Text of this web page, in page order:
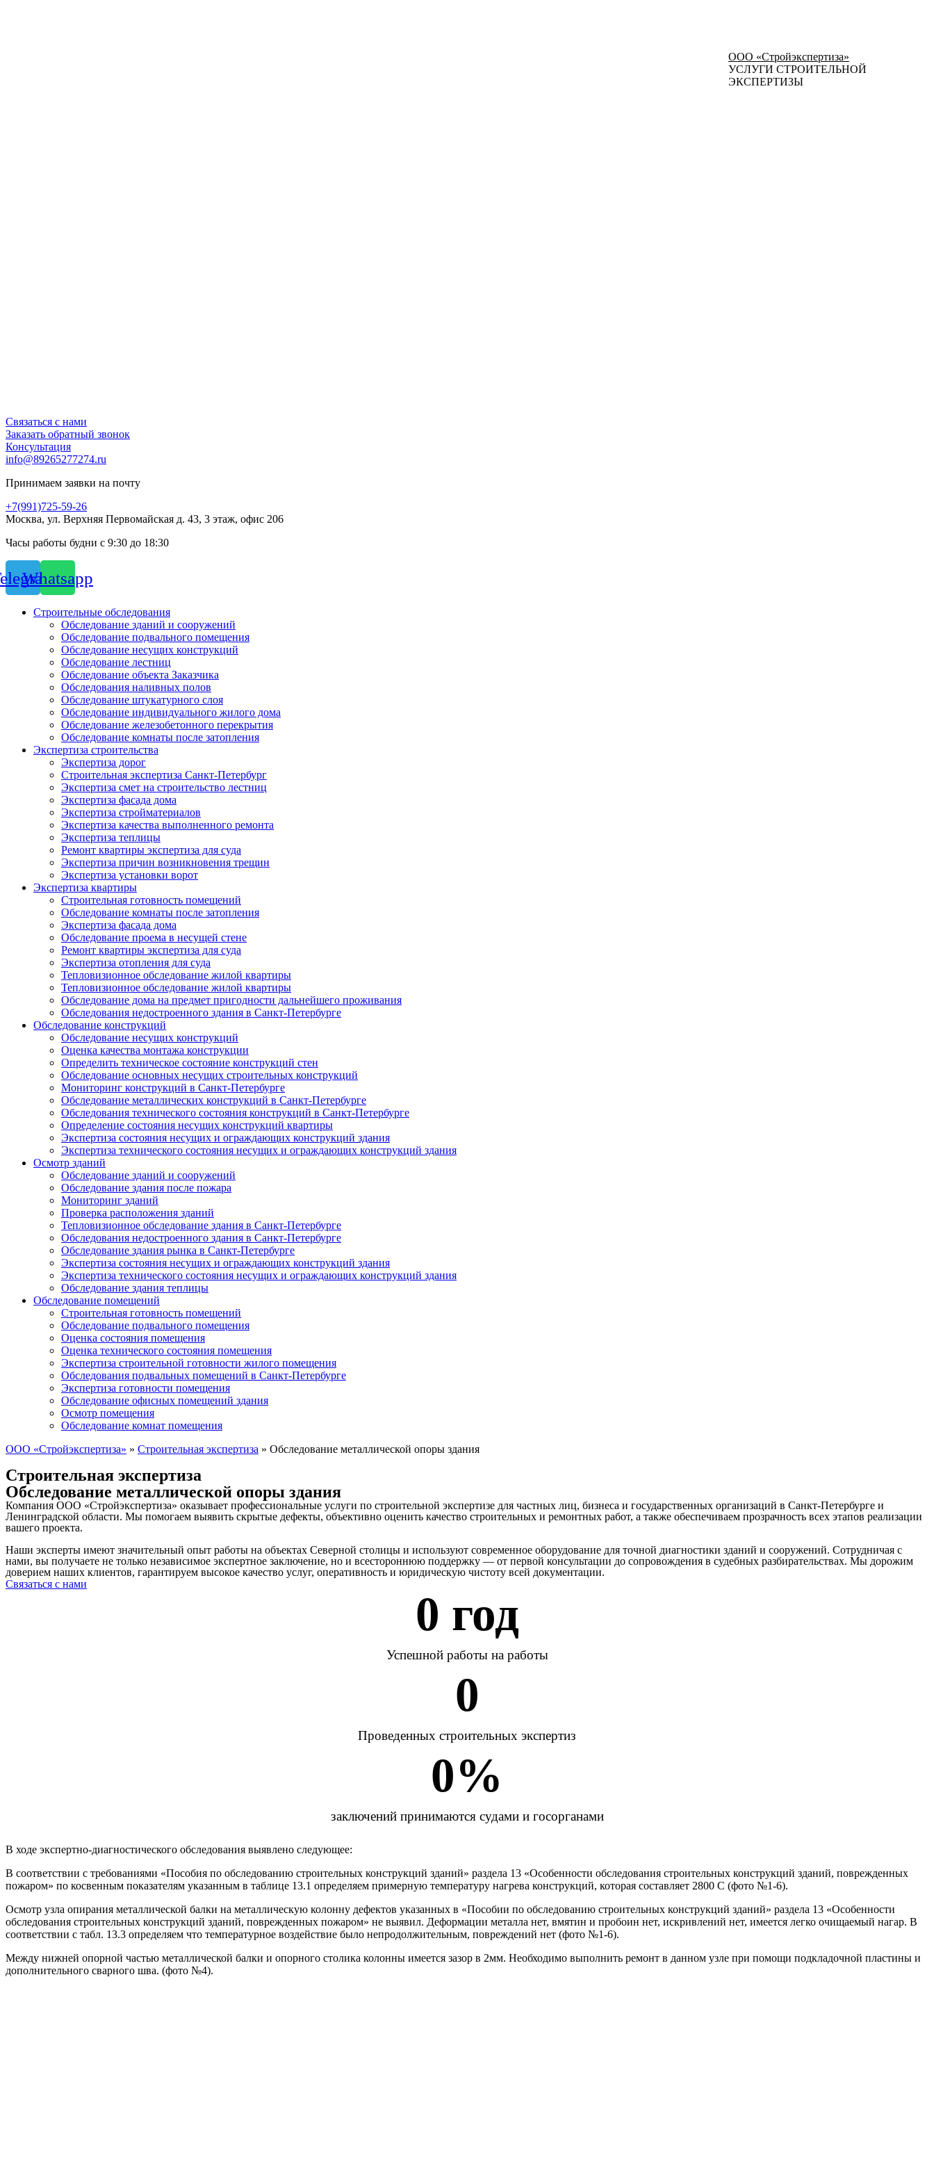
ООО «Стройэкспертиза»
УСЛУГИ СТРОИТЕЛЬНОЙ
ЭКСПЕРТИЗЫ
Связаться с нами
Заказать обратный звонок
Консультация
info@89265277274.ru
Принимаем заявки на почту
+7(991)725-59-26
Москва, ул. Верхняя Первомайская д. 43, 3 этаж, офис 206
Часы работы будни с 9:30 до 18:30
Whatsapp
Строительные обследования
Обследование зданий и сооружений
Обследование подвального помещения
Обследование несущих конструкций
Обследование лестниц
Обследование объекта Заказчика
Обследования наливных полов
Обследование штукатурного слоя
Обследование индивидуального жилого дома
Обследование железобетонного перекрытия
Обследование комнаты после затопления
Экспертиза строительства
Экспертиза дорог
Строительная экспертиза Санкт-Петербург
Экспертиза смет на строительство лестниц
Экспертиза фасада дома
Экспертиза стройматериалов
Экспертиза качества выполненного ремонта
Экспертиза теплицы
Ремонт квартиры экспертиза для суда
Экспертиза причин возникновения трещин
Экспертиза установки ворот
Экспертиза квартиры
Строительная готовность помещений
Обследование комнаты после затопления
Экспертиза фасада дома
Обследование проема в несущей стене
Ремонт квартиры экспертиза для суда
Экспертиза отопления для суда
Тепловизионное обследование жилой квартиры
Тепловизионное обследование жилой квартиры
Обследование дома на предмет пригодности дальнейшего проживания
Обследования недостроенного здания в Санкт-Петербурге
Обследование конструкций
Обследование несущих конструкций
Оценка качества монтажа конструкции
Определить техническое состояние конструкций стен
Обследование основных несущих строительных конструкций
Мониторинг конструкций в Санкт-Петербурге
Обследование металлических конструкций в Санкт-Петербурге
Обследования технического состояния конструкций в Санкт-Петербурге
Определение состояния несущих конструкций квартиры
Экспертиза состояния несущих и ограждающих конструкций здания
Экспертиза технического состояния несущих и ограждающих конструкций здания
Осмотр зданий
Обследование зданий и сооружений
Обследование здания после пожара
Мониторинг зданий
Проверка расположения зданий
Тепловизионное обследование здания в Санкт-Петербурге
Обследования недостроенного здания в Санкт-Петербурге
Обследование здания рынка в Санкт-Петербурге
Экспертиза состояния несущих и ограждающих конструкций здания
Экспертиза технического состояния несущих и ограждающих конструкций здания
Обследование здания теплицы
Обследование помещений
Строительная готовность помещений
Обследование подвального помещения
Оценка состояния помещения
Оценка технического состояния помещения
Экспертиза строительной готовности жилого помещения
Обследования подвальных помещений в Санкт-Петербурге
Экспертиза готовности помещения
Обследование офисных помещений здания
Осмотр помещения
Обследование комнат помещения
ООО «Стройэкспертиза» » Строительная экспертиза » Обследование металлической опоры здания
Строительная экспертиза
Обследование металлической опоры здания
Компания ООО «Стройэкспертиза» оказывает профессиональные услуги по строительной экспертизе для частных лиц, бизнеса и государственных организаций в Санкт-Петербурге и
Ленинградской области. Мы помогаем выявить скрытые дефекты, объективно оценить качество строительных и ремонтных работ, а также обеспечиваем прозрачность всех этапов реализации
вашего проекта.
Наши эксперты имеют значительный опыт работы на объектах Северной столицы и используют современное оборудование для точной диагностики зданий и сооружений. Сотрудничая с
нами, вы получаете не только независимое экспертное заключение, но и всестороннюю поддержку — от первой консультации до сопровождения в судебных разбирательствах. Мы дорожим
доверием наших клиентов, гарантируем высокое качество услуг, оперативность и юридическую чистоту всей документации.
Связаться с нами
0 год
Успешной работы на работы
0
Проведенных строительных экспертиз
0%
заключений принимаются судами и госорганами
В ходе экспертно-диагностического обследования выявлено следующее:
В соответствии с требованиями «Пособия по обследованию строительных конструкций зданий» раздела 13 «Особенности обследования строительных конструкций зданий, поврежденных
пожаром» по косвенным показателям указанным в таблице 13.1 определяем примерную температуру нагрева конструкций, которая составляет 2800 С (фото №1-6).
Осмотр узла опирания металлической балки на металлическую колонну дефектов указанных в «Пособии по обследованию строительных конструкций зданий» раздела 13 «Особенности
обследования строительных конструкций зданий, поврежденных пожаром» не выявил. Деформации металла нет, вмятин и пробоин нет, искривлений нет, имеется легко очищаемый нагар. В
соответствии с табл. 13.3 определяем что температурное воздействие было непродолжительным, повреждений нет (фото №1-6).
Между нижней опорной частью металлической балки и опорного столика колонны имеется зазор в 2мм. Необходимо выполнить ремонт в данном узле при помощи подкладочной пластины и
дополнительного сварного шва. (фото №4).